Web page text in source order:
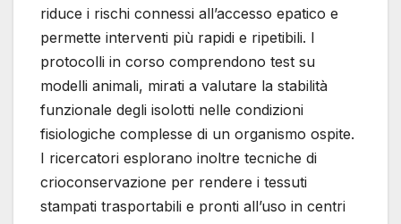
riduce i rischi connessi all’accesso epatico e
permette interventi più rapidi e ripetibili. I
protocolli in corso comprendono test su
modelli animali, mirati a valutare la stabilità
funzionale degli isolotti nelle condizioni
fisiologiche complesse di un organismo ospite.
I ricercatori esplorano inoltre tecniche di
crioconservazione per rendere i tessuti
stampati trasportabili e pronti all’uso in centri